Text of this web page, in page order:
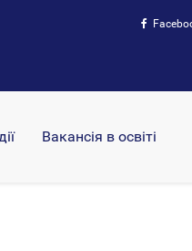
Вакансія в освіті